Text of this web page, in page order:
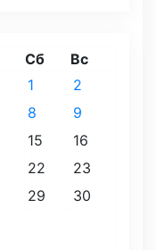
Сб Вс
1
2
8
9
15
16
22
23
29
30